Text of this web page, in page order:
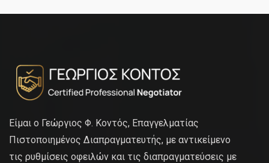
Είμαι ο Γεώργιος Φ. Κοντός, Επαγγελματίας
Πιστοποιημένος Διαπραγματευτής, με αντικείμενο
τις ρυθμίσεις οφειλών και τις διαπραγματεύσεις με